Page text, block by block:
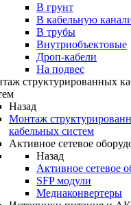
В грунт
В кабельную
В трубы
Внутриобъектовые
Дроп-кабели
На подвес
структурированных
Назад
Монтаж
кабельных систем
Активное сетевое
Назад
Активное сетевое
SFP модули
Медиаконвертеры